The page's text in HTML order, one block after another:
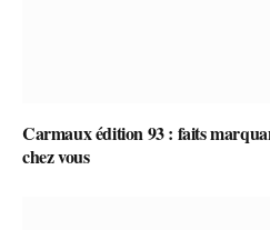
Carmaux édition 93 : faits
chez vous